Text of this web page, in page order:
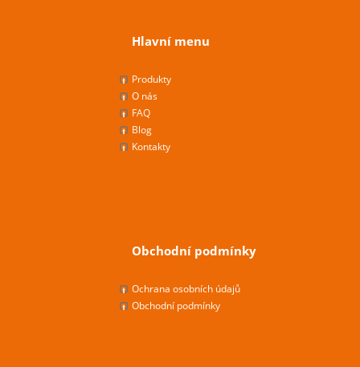
Hlavní menu
Produkty
O nás
FAQ
Blog
Kontakty
Obchodní podmínky
Ochrana osobních údajů
Obchodní podmínky